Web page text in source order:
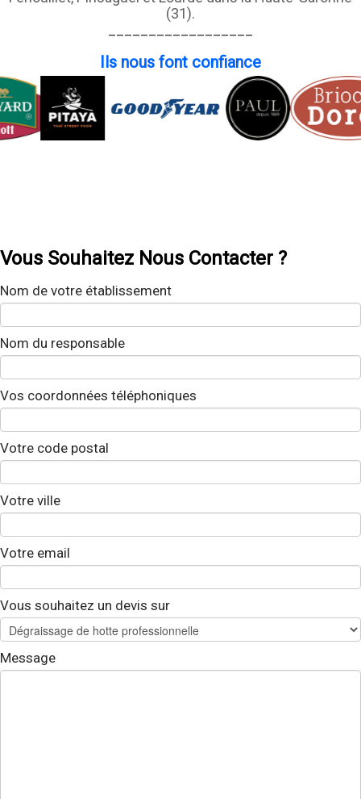
(31).
Ils nous font confiance
Vous Souhaitez Nous Contacter ?
Nom de votre établissement
Nom du responsable
Vos coordonnées téléphoniques
Votre code postal
Votre ville
Votre email
Vous souhaitez un devis sur
Message